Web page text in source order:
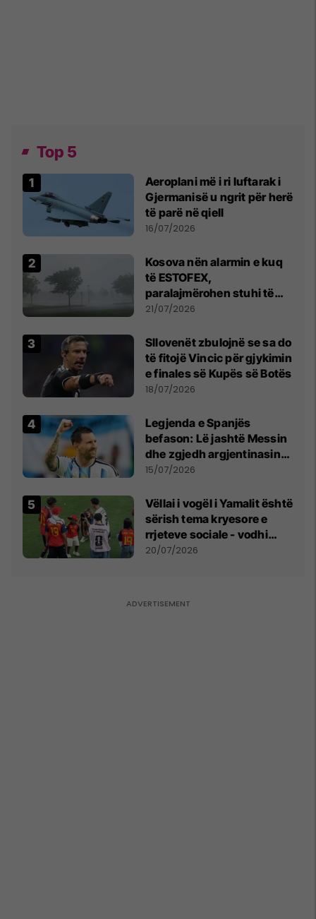
Top 5
Aeroplani më i ri luftarak i
Gjermanisë u ngrit për herë
të parë në qiell
16/07/2026
Kosova nën alarmin e kuq
të ESTOFEX,
paralajmërohen stuhi të
fuqishme me breshër dhe
21/07/2026
Sllovenët zbulojnë se sa do
të fitojë Vincic për gjykimin
e finales së Kupës së Botës
18/07/2026
Legjenda e Spanjës
befason: Lë jashtë Messin
dhe zgjedh argjentinasin
më të mirë në botë
15/07/2026
Vëllai i vogël i Yamalit është
sërish tema kryesore e
rrjeteve sociale - vodhi
vëmendjen pas finales së
20/07/2026